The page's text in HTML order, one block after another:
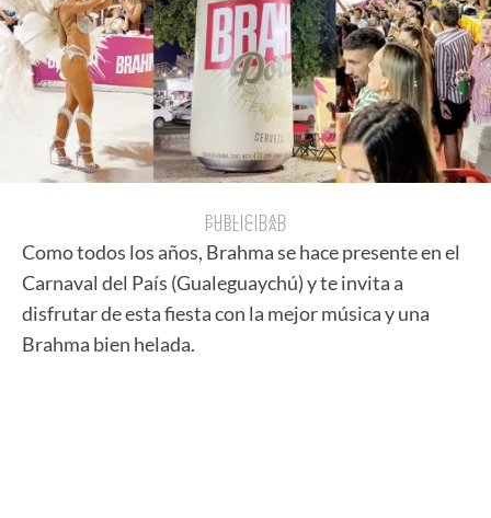
PUBLICIDAD
PUBLICIDAD
Como todos los años, Brahma se hace presente en el
Carnaval del País (Gualeguaychú) y te invita a
disfrutar de esta fiesta con la mejor música y una
Brahma bien helada.